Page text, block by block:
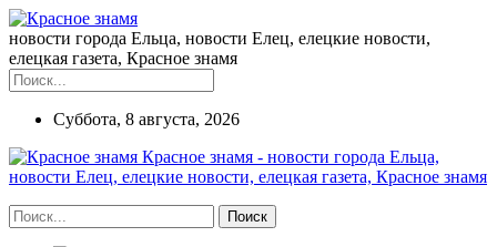
новости города Ельца, новости Елец, елецкие новости,
елецкая газета, Красное знамя
Суббота, 8 августа, 2026
Красное знамя - новости города Ельца,
новости Елец, елецкие новости, елецкая газета, Красное знамя